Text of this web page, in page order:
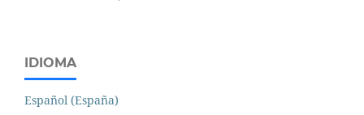
IDIOMA
Español (España)